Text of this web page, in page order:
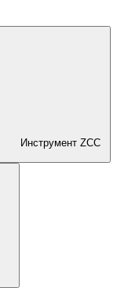
Инструмент ZCС